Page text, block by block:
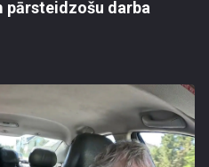
pārsteidzošu darba